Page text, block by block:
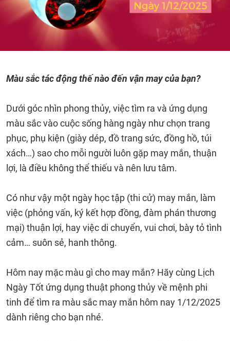
Màu sắc tác động thế nào đến vận may của bạn?
Dưới góc nhìn phong thủy, việc tìm ra và ứng dụng
màu sắc vào cuộc sống hàng ngày như chọn trang
phục, phụ kiện (giày dép, đồ trang sức, đồng hồ, túi
xách…) sao cho mỗi người luôn gặp may mắn, thuận
lợi, là điều không thể thiếu và nên lưu tâm.
Có như vậy một ngày học tập (thi cử) may mắn, làm
việc (phỏng vấn, ký kết hợp đồng, đàm phán thương
mại) thuận lợi, hay việc di chuyển, vui chơi, bày tỏ tình
cảm… suôn sẻ, hanh thông.
Hôm nay mặc màu gì cho may mắn? Hãy cùng Lịch
Ngày Tốt ứng dụng thuật phong thủy về mệnh phi
tinh để tìm ra màu sắc may mắn hôm nay 1/12/2025
dành riêng cho bạn nhé.